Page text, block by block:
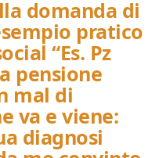
domanda di
pratico
“Es. Pz
pensione
mal di
va e viene:
diagnosi